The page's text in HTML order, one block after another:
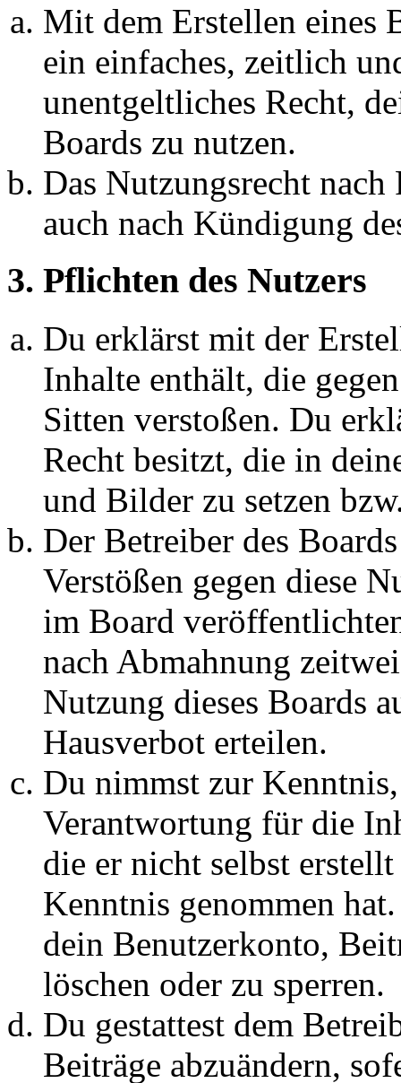
Mit dem Erstellen eines
ein einfaches, zeitlich
unentgeltliches Recht,
Boards zu nutzen.
Das Nutzungsrecht
auch nach Kündigung
3. Pflichten des Nutzers
Du erklärst mit der
Inhalte enthält, die
Sitten verstoßen. Du
Recht besitzt, die in
und Bilder zu setzen
Der Betreiber des
Verstößen gegen diese
im Board
nach Abmahnung
Nutzung dieses Boards
Hausverbot erteilen.
Du nimmst zur
Verantwortung für die
die er nicht selbst
Kenntnis genommen
dein Benutzerkonto,
löschen oder zu sperren.
Du gestattest dem
Beiträge abzuändern,